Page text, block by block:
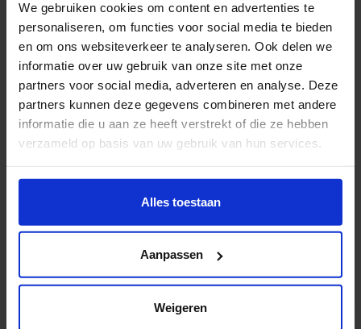
We gebruiken cookies om content en advertenties te
personaliseren, om functies voor social media te bieden
en om ons websiteverkeer te analyseren. Ook delen we
informatie over uw gebruik van onze site met onze
partners voor social media, adverteren en analyse. Deze
partners kunnen deze gegevens combineren met andere
informatie die u aan ze heeft verstrekt of die ze hebben
verzameld op basis van uw gebruik van hun services.
Wil je meer weten of de voorkeur aanpassen, bekijk dan
https://www.hku.nl/privacy-statement-en-
Alles toestaan
Aanpassen
Weigeren
wereldwijde Biodesign Challenge, de afgelopen vier
maanden interdisciplinaire maakmethoden ontwikkeld
om onze relatie tot “natuur” te bevragen.
Wat betekent het om echt samen te werken met
andere soorten? Hoe kan een kunstenaar op gelijke
voet co-creëren met een landschap of een rivier? Wat
interdisciplinaire groep studenten hoe we nieuwe
kaders kunnen scheppen voor een meer holistische
benadering van duurzaamheid. Terwijl de wereld
zucht onder politieke onrust en ecologische crises,
een glimp van hoe meer-dan-menselijke